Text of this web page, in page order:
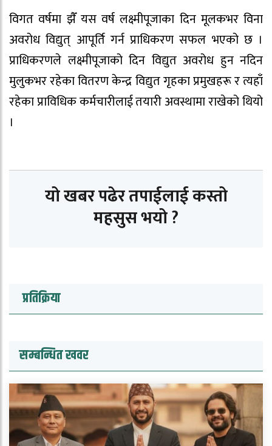
विगत वर्षमा झैँ यस वर्ष लक्ष्मीपूजाका दिन मूलकभर विना
अवरोध विद्युत् आपूर्ति गर्न प्राधिकरण सफल भएको छ ।
प्राधिकरणले लक्ष्मीपूजाको दिन विद्युत अवरोध हुन नदिन
मुलुकभर रहेका वितरण केन्द्र विद्युत गृहका प्रमुखहरू र त्यहाँ
रहेका प्राविधिक कर्मचारीलाई तयारी अवस्थामा राखेको थियो
।
यो खबर पढेर तपाईलाई कस्तो
महसुस भयो ?
प्रतिक्रिया
सम्बन्धित खवर